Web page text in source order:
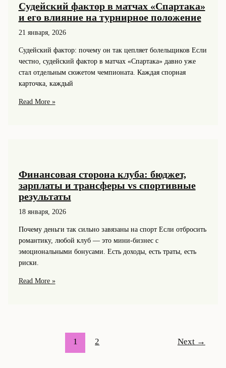
Судейский фактор в матчах «Спартака»
и его влияние на турнирное положение
21 января, 2026
Судейский фактор: почему он так цепляет болельщиков Если
честно, судейский фактор в матчах «Спартака» давно уже
стал отдельным сюжетом чемпионата. Каждая спорная
карточка, каждый
Судейский
влияние
на
турнирное
положение
Read More »
Финансовая сторона клуба: бюджет,
зарплаты и трансферы vs спортивные
результаты
18 января, 2026
Почему деньги так сильно завязаны на спорт Если отбросить
романтику, любой клуб — это мини-бизнес с
эмоциональными бонусами. Есть доходы, есть траты, есть
риски.
Финансовая
Read More »
1 2 Next →